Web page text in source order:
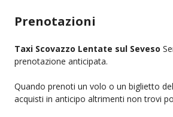
Prenotazioni
Taxi Scovazzo Lentate sul Seveso
prenotazione anticipata.
Quando prenoti un volo o un biglietto
acquisti in anticipo altrimenti non trovi